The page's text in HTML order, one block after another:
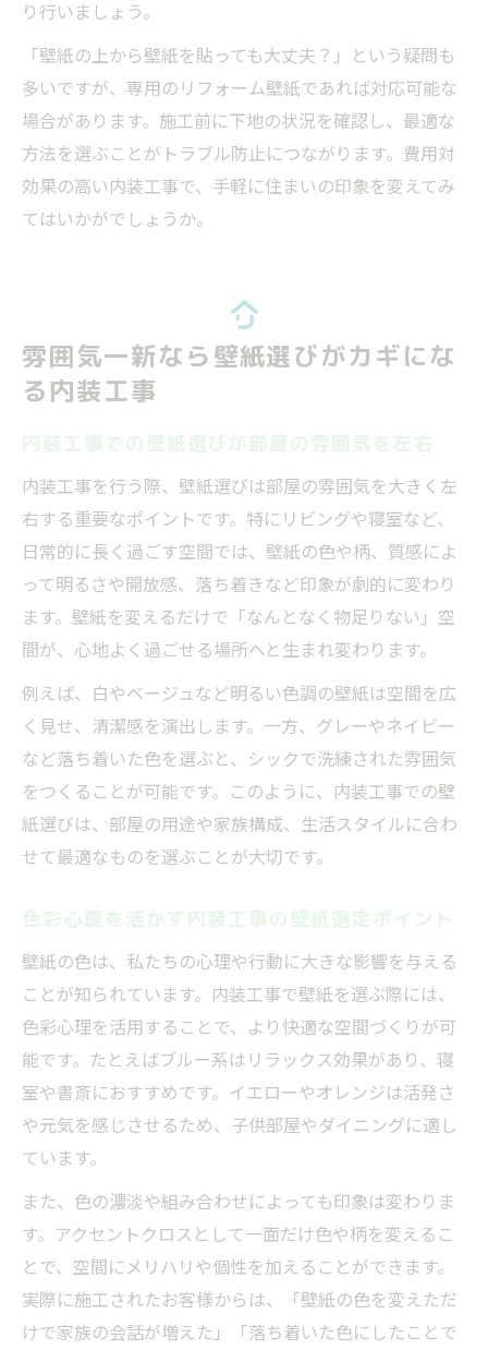
り行いましょう。
「壁紙の上から壁紙を貼っても大丈夫？」という疑問も
多いですが、専用のリフォーム壁紙であれば対応可能な
場合があります。施工前に下地の状況を確認し、最適な
方法を選ぶことがトラブル防止につながります。費用対
効果の高い内装工事で、手軽に住まいの印象を変えてみ
てはいかがでしょうか。
雰囲気一新なら壁紙選びがカギにな
る内装工事
内装工事での壁紙選びが部屋の雰囲気を左右
内装工事を行う際、壁紙選びは部屋の雰囲気を大きく左
右する重要なポイントです。特にリビングや寝室など、
日常的に長く過ごす空間では、壁紙の色や柄、質感によ
って明るさや開放感、落ち着きなど印象が劇的に変わり
ます。壁紙を変えるだけで「なんとなく物足りない」空
間が、心地よく過ごせる場所へと生まれ変わります。
例えば、白やベージュなど明るい色調の壁紙は空間を広
く見せ、清潔感を演出します。一方、グレーやネイビー
など落ち着いた色を選ぶと、シックで洗練された雰囲気
をつくることが可能です。このように、内装工事での壁
紙選びは、部屋の用途や家族構成、生活スタイルに合わ
せて最適なものを選ぶことが大切です。
色彩心理を活かす内装工事の壁紙選定ポイント
壁紙の色は、私たちの心理や行動に大きな影響を与える
ことが知られています。内装工事で壁紙を選ぶ際には、
色彩心理を活用することで、より快適な空間づくりが可
能です。たとえばブルー系はリラックス効果があり、寝
室や書斎におすすめです。イエローやオレンジは活発さ
や元気を感じさせるため、子供部屋やダイニングに適し
ています。
また、色の濃淡や組み合わせによっても印象は変わりま
す。アクセントクロスとして一面だけ色や柄を変えるこ
とで、空間にメリハリや個性を加えることができます。
実際に施工されたお客様からは、「壁紙の色を変えただ
けで家族の会話が増えた」「落ち着いた色にしたことで